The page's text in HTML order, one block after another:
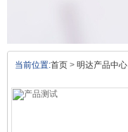
当前位置:首页 > 明达产品中心